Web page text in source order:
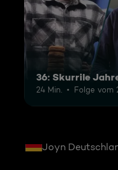
36: Skurrile
24 Min. Folge vom
Joyn